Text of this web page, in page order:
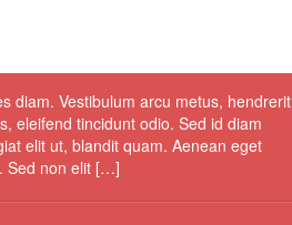
diam. Vestibulum arcu metus, hendrerit
eleifend tincidunt odio. Sed id diam
elit ut, blandit quam. Aenean eget
Sed non elit […]